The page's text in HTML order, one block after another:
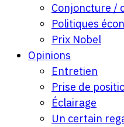
Conjoncture /
Politiques
Prix Nobel
Opinions
Entretien
Prise de
Éclairage
Un certain